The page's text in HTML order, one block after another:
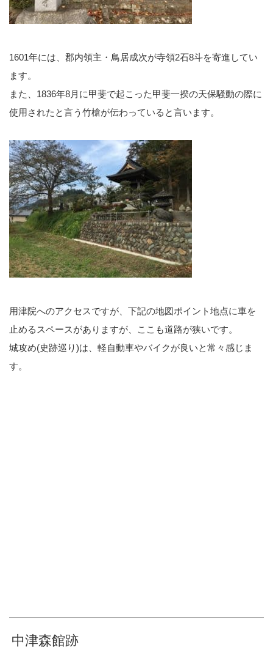
1601年には、郡内領主・鳥居成次が寺領2石8斗を寄進してい
ます。
また、1836年8月に甲斐で起こった甲斐一揆の天保騒動の際に
使用されたと言う竹槍が伝わっていると言います。
用津院へのアクセスですが、下記の地図ポイント地点に車を
止めるスペースがありますが、ここも道路が狭いです。
城攻め(史跡巡り)は、軽自動車やバイクが良いと常々感じま
す。
中津森館跡